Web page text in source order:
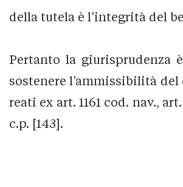
della tutela è l’integrità del
Pertanto la giurisprudenza
sostenere l’ammissibilità
reati ex art. 1161 cod. nav.,
c.p. [143].